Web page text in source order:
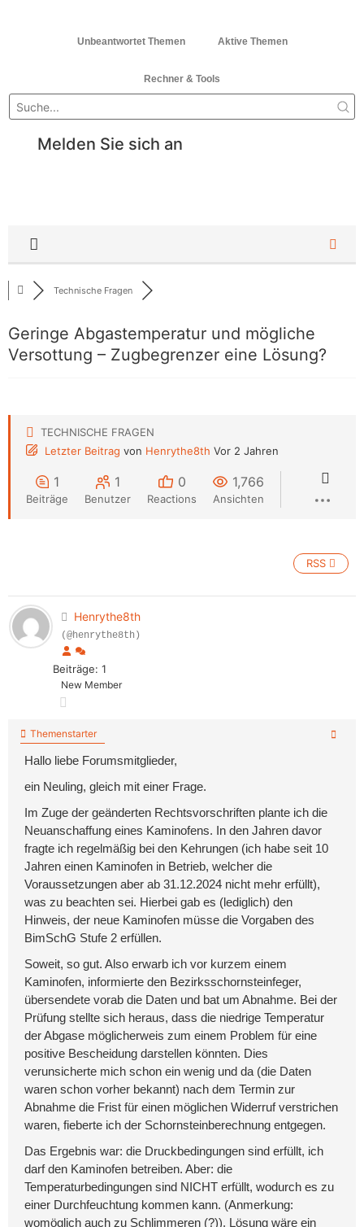
Unbeantwortet Themen Aktive Themen
Rechner & Tools
Melden Sie sich an
Technische Fragen
Geringe Abgastemperatur und mögliche
Versottung – Zugbegrenzer eine Lösung?
TECHNISCHE FRAGEN
Letzter Beitrag von Henrythe8th Vor 2 Jahren
1
Beiträge
1
Benutzer
0
Reactions
1,766
Ansichten
RSS
Henrythe8th
(@henrythe8th)
Beiträge: 1
New Member
Themenstarter
Hallo liebe Forumsmitglieder,
ein Neuling, gleich mit einer Frage.
Im Zuge der geänderten Rechtsvorschriften plante ich die
Neuanschaffung eines Kaminofens. In den Jahren davor
fragte ich regelmäßig bei den Kehrungen (ich habe seit 10
Jahren einen Kaminofen in Betrieb, welcher die
Voraussetzungen aber ab 31.12.2024 nicht mehr erfüllt),
was zu beachten sei. Hierbei gab es (lediglich) den
Hinweis, der neue Kaminofen müsse die Vorgaben des
BimSchG Stufe 2 erfüllen.
Soweit, so gut. Also erwarb ich vor kurzem einem
Kaminofen, informierte den Bezirksschornsteinfeger,
übersendete vorab die Daten und bat um Abnahme. Bei der
Prüfung stellte sich heraus, dass die niedrige Temperatur
der Abgase möglicherweis zum einem Problem für eine
positive Bescheidung darstellen könnten. Dies
verunsicherte mich schon ein wenig und da (die Daten
waren schon vorher bekannt) nach dem Termin zur
Abnahme die Frist für einen möglichen Widerruf verstrichen
waren, fieberte ich der Schornsteinberechnung entgegen.
Das Ergebnis war: die Druckbedingungen sind erfüllt, ich
darf den Kaminofen betreiben. Aber: die
Temperaturbedingungen sind NICHT erfüllt, wodurch es zu
einer Durchfeuchtung kommen kann. (Anmerkung:
womöglich auch zu Schlimmeren (?)). Lösung wäre ein